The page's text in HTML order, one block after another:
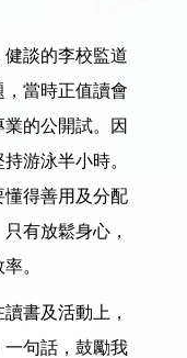
談的李校監道
當時正值讀會
的公開試。因
游泳半小時。
得善用及分配
有放鬆身心，
。
書及活動上，
句話，鼓勵我